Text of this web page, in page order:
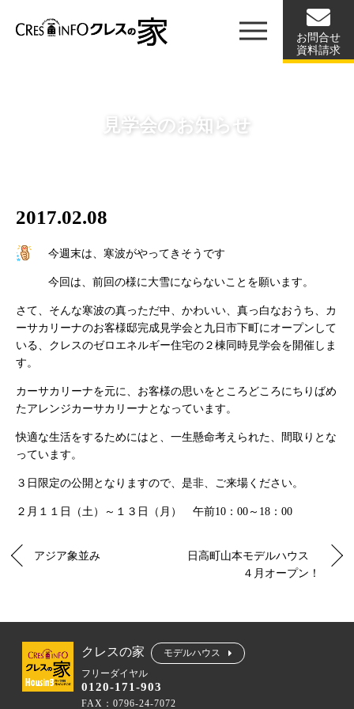
お問合せ
資料請求
見学会のお知らせ
2017.02.08
今週末は、寒波がやってきそうです
今回は、前回の様に大雪にならないことを願います。
さて、そんな寒波の真っただ中、かわいい、真っ白なおうち、カ
ーサカリーナのお客様邸完成見学会と九日市下町にオープンして
いる、クレスのゼロエネルギー住宅の２棟同時見学会を開催しま
す。
カーサカリーナを元に、お客様の思いをところどころにちりばめ
たアレンジカーサカリーナとなっています。
快適な生活をするためにはと、一生懸命考えられた、間取りとな
っています。
３日限定の公開となりますので、是非、ご来場ください。
２月１１日（土）～１３日（月） 午前10：00～18：00
アジア象並み
日高町山本モデルハウス
４月オープン！
クレスの家
モデルハウス
フリーダイヤル
0120-171-903
FAX：0796-24-7072